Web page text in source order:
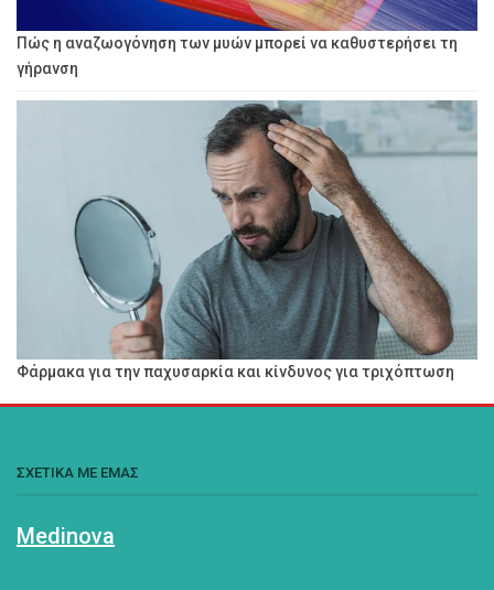
Πώς η αναζωογόνηση των μυών μπορεί να καθυστερήσει τη
γήρανση
Φάρμακα για την παχυσαρκία και κίνδυνος για τριχόπτωση
ΣΧΕΤΙΚΑ ΜΕ ΕΜΑΣ
Medinova